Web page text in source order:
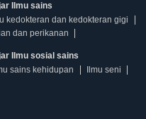
Ilmu sains
kedokteran dan kedokteran gigi
dan perikanan
Ilmu sosial sains
sains kehidupan
Ilmu seni